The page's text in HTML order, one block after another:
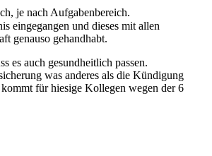
je nach Aufgabenbereich.
eingegangen und dieses mit allen
genauso gehandhabt.
es auch gesundheitlich passen.
was anderes als die Kündigung
für hiesige Kollegen wegen der 6